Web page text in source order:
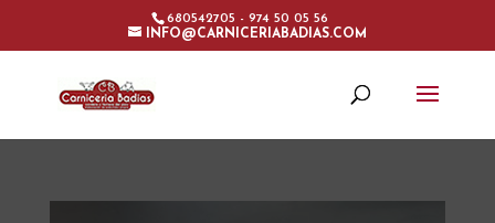
680542705 - 974 50 05 56
INFO@CARNICERIABADIAS.COM